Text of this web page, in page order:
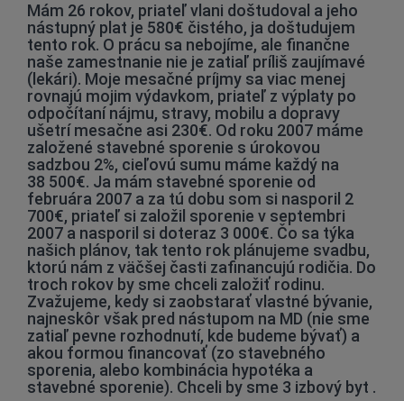
Mám 26 rokov, priateľ vlani doštudoval a jeho
nástupný plat je 580€ čistého, ja doštudujem
tento rok. O prácu sa nebojíme, ale finančne
naše zamestnanie nie je zatiaľ príliš zaujímavé
(lekári). Moje mesačné príjmy sa viac menej
rovnajú mojim výdavkom, priateľ z výplaty po
odpočítaní nájmu, stravy, mobilu a dopravy
ušetrí mesačne asi 230€. Od roku 2007 máme
založené stavebné sporenie s úrokovou
sadzbou 2%, cieľovú sumu máme každý na
38 500€. Ja mám stavebné sporenie od
februára 2007 a za tú dobu som si nasporil 2
700€, priateľ si založil sporenie v septembri
2007 a nasporil si doteraz 3 000€. Čo sa týka
našich plánov, tak tento rok plánujeme svadbu,
ktorú nám z väčšej časti zafinancujú rodičia. Do
troch rokov by sme chceli založiť rodinu.
Zvažujeme, kedy si zaobstarať vlastné bývanie,
najneskôr však pred nástupom na MD (nie sme
zatiaľ pevne rozhodnutí, kde budeme bývať) a
akou formou financovať (zo stavebného
sporenia, alebo kombinácia hypotéka a
stavebné sporenie). Chceli by sme 3 izbový byt .